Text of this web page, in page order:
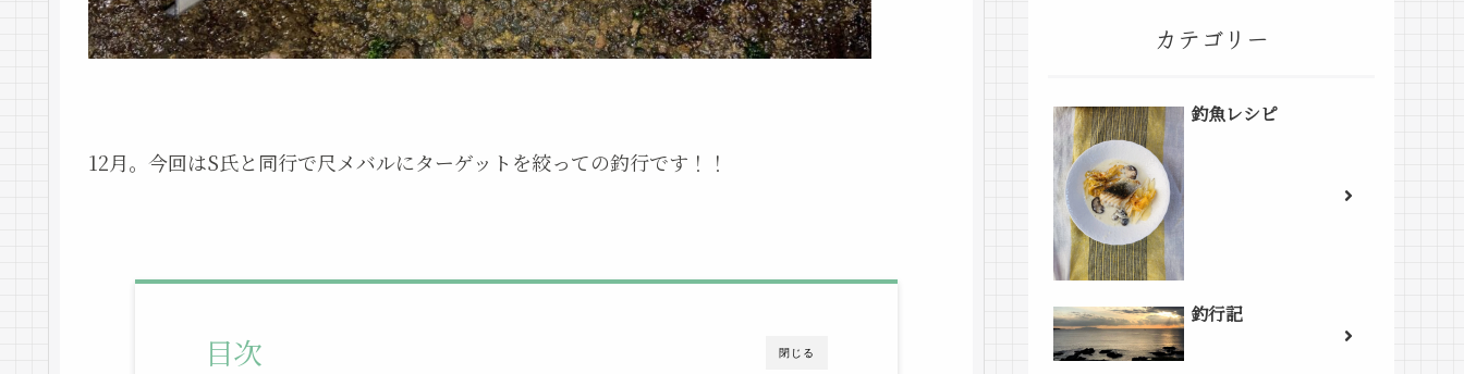
12月。今回はS氏と同行で尺メバルにターゲットを絞っての釣行です！！
閉じる
目次
カテゴリー
釣魚レシピ
釣行記